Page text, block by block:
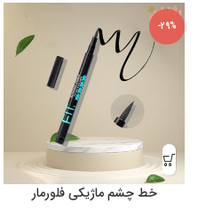
-29%
خط چشم ماژیکی فلورمار